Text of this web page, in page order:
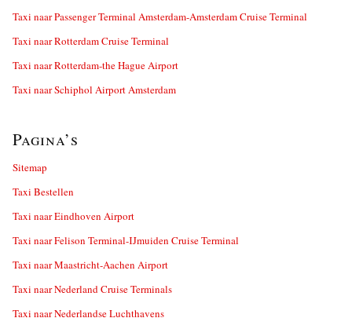
Taxi naar Passenger Terminal Amsterdam-Amsterdam Cruise Terminal
Taxi naar Rotterdam Cruise Terminal
Taxi naar Rotterdam-the Hague Airport
Taxi naar Schiphol Airport Amsterdam
Pagina’s
Sitemap
Taxi Bestellen
Taxi naar Eindhoven Airport
Taxi naar Felison Terminal-IJmuiden Cruise Terminal
Taxi naar Maastricht-Aachen Airport
Taxi naar Nederland Cruise Terminals
Taxi naar Nederlandse Luchthavens